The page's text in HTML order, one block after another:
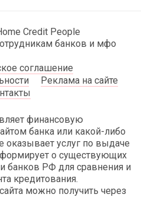
Credit People
банков и мфо
соглашение
Реклама на сайте
финансовую
банка или какой-либо
оказывает услуг по выдаче
о существующих
банков РФ для сравнения и
кредитования.
можно получить через